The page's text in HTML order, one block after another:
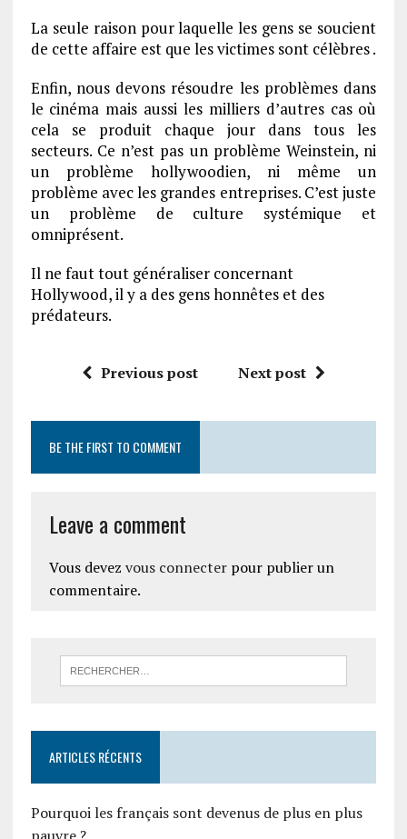
La seule raison pour laquelle les gens se soucient
de cette affaire est que les victimes sont célèbres .
Enfin, nous devons résoudre les problèmes dans
le cinéma mais aussi les milliers d’autres cas où
cela se produit chaque jour dans tous les
secteurs. Ce n’est pas un problème Weinstein, ni
un problème hollywoodien, ni même un
problème avec les grandes entreprises. C’est juste
un problème de culture systémique et
omniprésent.
Il ne faut tout généraliser concernant
Hollywood, il y a des gens honnêtes et des
prédateurs.
Previous post Next post
BE THE FIRST TO COMMENT
Leave a comment
Vous devez vous connecterpour publier un
commentaire.
ARTICLES RÉCENTS
Pourquoi les français sont devenus de plus en plus